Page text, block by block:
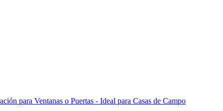
para Ventanas o Puertas - Ideal para Casas de Campo